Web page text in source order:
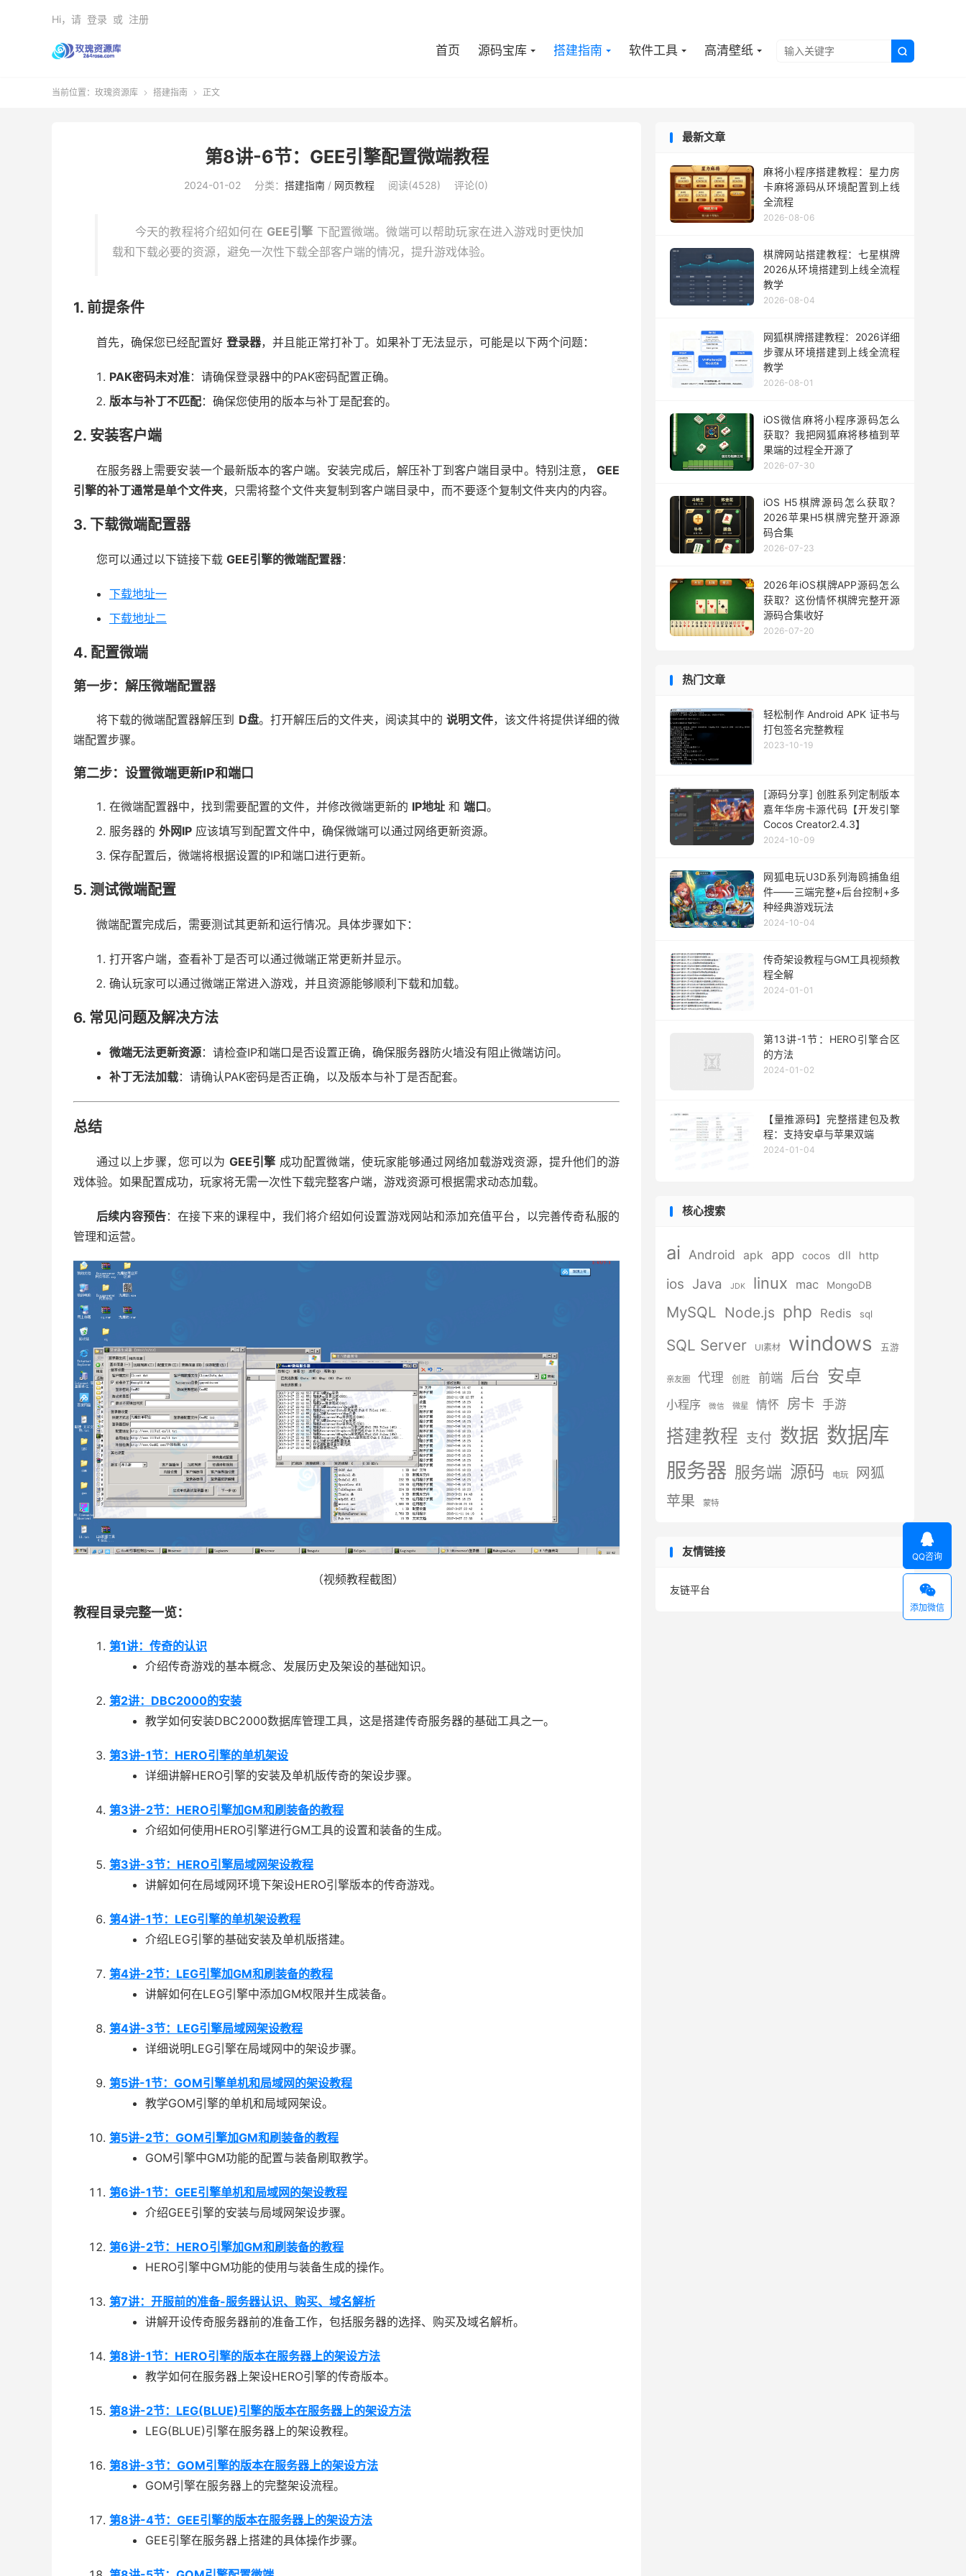

首页 源码宝库 搭建指南 软件工具 高清壁纸
Hi，请 登录 或 注册
当前位置： 玫瑰资源库  搭建指南  正文
第8讲-6节：GEE引擎配置微端教程
2024-01-02 分类： 搭建指南/ 网页教程 阅读(4528) 评论(0)
今天的教程将介绍如何在 GEE引擎 下配置微端。微端可以帮助玩家在进入游戏时更快加
载和下载必要的资源，避免一次性下载全部客户端的情况，提升游戏体验。
1. 前提条件
首先，确保您已经配置好 登录器，并且能正常打补丁。如果补丁无法显示，可能是以下两个问题：
PAK密码未对准：请确保登录器中的PAK密码配置正确。
版本与补丁不匹配：确保您使用的版本与补丁是配套的。
2. 安装客户端
在服务器上需要安装一个最新版本的客户端。安装完成后，解压补丁到客户端目录中。特别注意， GEE
引擎的补丁通常是单个文件夹，只需将整个文件夹复制到客户端目录中，而不要逐个复制文件夹内的内容。
3. 下载微端配置器
您可以通过以下链接下载 GEE引擎的微端配置器：
下载地址一
下载地址二
4. 配置微端
第一步：解压微端配置器
将下载的微端配置器解压到 D盘。打开解压后的文件夹，阅读其中的说明文件，该文件将提供详细的微
端配置步骤。
第二步：设置微端更新IP和端口
在微端配置器中，找到需要配置的文件，并修改微端更新的 IP地址 和 端口。
服务器的 外网IP 应该填写到配置文件中，确保微端可以通过网络更新资源。
保存配置后，微端将根据设置的IP和端口进行更新。
5. 测试微端配置
微端配置完成后，需要测试其更新和运行情况。具体步骤如下：
打开客户端，查看补丁是否可以通过微端正常更新并显示。
确认玩家可以通过微端正常进入游戏，并且资源能够顺利下载和加载。
6. 常见问题及解决方法
微端无法更新资源：请检查IP和端口是否设置正确，确保服务器防火墙没有阻止微端访问。
补丁无法加载：请确认PAK密码是否正确，以及版本与补丁是否配套。
总结
通过以上步骤，您可以为 GEE引擎 成功配置微端，使玩家能够通过网络加载游戏资源，提升他们的游
戏体验。如果配置成功，玩家将无需一次性下载完整客户端，游戏资源可根据需求动态加载。
后续内容预告：在接下来的课程中，我们将介绍如何设置游戏网站和添加充值平台，以完善传奇私服的
管理和运营。
（视频教程截图）
教程目录完整一览：
第1讲：传奇的认识
介绍传奇游戏的基本概念、发展历史及架设的基础知识。
第2讲：DBC2000的安装
教学如何安装DBC2000数据库管理工具，这是搭建传奇服务器的基础工具之一。
第3讲-1节：HERO引擎的单机架设
详细讲解HERO引擎的安装及单机版传奇的架设步骤。
第3讲-2节：HERO引擎加GM和刷装备的教程
介绍如何使用HERO引擎进行GM工具的设置和装备的生成。
第3讲-3节：HERO引擎局域网架设教程
讲解如何在局域网环境下架设HERO引擎版本的传奇游戏。
第4讲-1节：LEG引擎的单机架设教程
介绍LEG引擎的基础安装及单机版搭建。
第4讲-2节：LEG引擎加GM和刷装备的教程
讲解如何在LEG引擎中添加GM权限并生成装备。
第4讲-3节：LEG引擎局域网架设教程
详细说明LEG引擎在局域网中的架设步骤。
第5讲-1节：GOM引擎单机和局域网的架设教程
教学GOM引擎的单机和局域网架设。
第5讲-2节：GOM引擎加GM和刷装备的教程
GOM引擎中GM功能的配置与装备刷取教学。
第6讲-1节：GEE引擎单机和局域网的架设教程
介绍GEE引擎的安装与局域网架设步骤。
第6讲-2节：HERO引擎加GM和刷装备的教程
HERO引擎中GM功能的使用与装备生成的操作。
第7讲：开服前的准备-服务器认识、购买、域名解析
讲解开设传奇服务器前的准备工作，包括服务器的选择、购买及域名解析。
第8讲-1节：HERO引擎的版本在服务器上的架设方法
教学如何在服务器上架设HERO引擎的传奇版本。
第8讲-2节：LEG(BLUE)引擎的版本在服务器上的架设方法
LEG(BLUE)引擎在服务器上的架设教程。
第8讲-3节：GOM引擎的版本在服务器上的架设方法
GOM引擎在服务器上的完整架设流程。
第8讲-4节：GEE引擎的版本在服务器上的架设方法
GEE引擎在服务器上搭建的具体操作步骤。
最新文章
麻将小程序搭建教程：星力房
卡麻将源码从环境配置到上线
全流程
2026-08-06
棋牌网站搭建教程：七星棋牌
2026从环境搭建到上线全流程
教学
2026-08-04
网狐棋牌搭建教程：2026详细
步骤从环境搭建到上线全流程
教学
2026-08-01
iOS微信麻将小程序源码怎么
获取？我把网狐麻将移植到苹
果端的过程全开源了
2026-07-30
iOS H5棋牌源码怎么获取？
2026苹果H5棋牌完整开源源
码合集
2026-07-23
2026年iOS棋牌APP源码怎么
获取？这份情怀棋牌完整开源
源码合集收好
2026-07-20
热门文章
轻松制作 Android APK 证书与
打包签名完整教程
2023-10-19
[源码分享] 创胜系列定制版本
嘉年华房卡源代码【开发引擎
Cocos Creator2.4.3】
2024-10-09
网狐电玩U3D系列海鸥捕鱼组
件——三端完整+后台控制+多
种经典游戏玩法
2024-10-04
传奇架设教程与GM工具视频教
程全解
2024-01-01
第13讲-1节：HERO引擎合区
的方法
2024-01-02
【量推源码】完整搭建包及教
程：支持安卓与苹果双端
2024-01-04
核心搜索
ai Android apk app cocos dll http
ios Java JDK linux mac MongoDB
MySQL Node.js php Redis sql
SQL Server UI素材 windows 五游
亲友圈 代理 创胜 前端 后台 安卓
小程序 微信 微星 情怀 房卡 手游
搭建教程 支付 数据 数据库
服务器 服务端 源码 电玩
网狐
苹果
蒙特
友情链接
友链平台

QQ咨询

添加微信